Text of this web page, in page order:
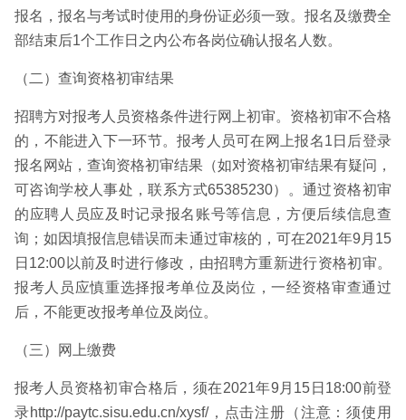
报名，报名与考试时使用的身份证必须一致。报名及缴费全
部结束后1个工作日之内公布各岗位确认报名人数。
（二）查询资格初审结果
招聘方对报考人员资格条件进行网上初审。资格初审不合格
的，不能进入下一环节。报考人员可在网上报名1日后登录
报名网站，查询资格初审结果（如对资格初审结果有疑问，
可咨询学校人事处，联系方式65385230）。通过资格初审
的应聘人员应及时记录报名账号等信息，方便后续信息查
询；如因填报信息错误而未通过审核的，可在2021年9月15
日12:00以前及时进行修改，由招聘方重新进行资格初审。
报考人员应慎重选择报考单位及岗位，一经资格审查通过
后，不能更改报考单位及岗位。
（三）网上缴费
报考人员资格初审合格后，须在2021年9月15日18:00前登
录http://paytc.sisu.edu.cn/xysf/，点击注册（注意：须使用